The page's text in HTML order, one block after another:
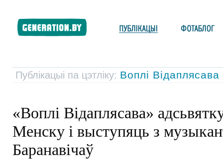
Публікацыі па цэтліку: Воплі Відаплясава
«Воплі Відаплясава»
Менску і выступяць з
Баранавічаў